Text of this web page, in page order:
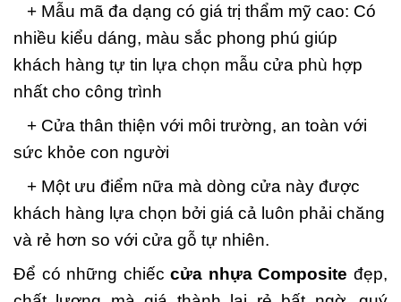
+ Mẫu mã đa dạng có giá trị thẩm mỹ cao: Có
nhiều kiểu dáng, màu sắc phong phú giúp
khách hàng tự tin lựa chọn mẫu cửa phù hợp
nhất cho công trình
+ Cửa thân thiện với môi trường, an toàn với
sức khỏe con người
+ Một ưu điểm nữa mà dòng cửa này được
khách hàng lựa chọn bởi giá cả luôn phải chăng
và rẻ hơn so với cửa gỗ tự nhiên.
Để có những chiếccửa nhựa Composite đẹp,